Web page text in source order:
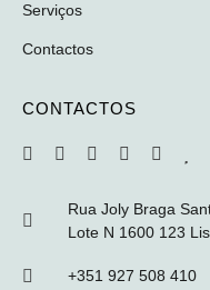
Serviços
Contactos
CONTACTOS
Rua Joly Braga
Lote N 1600 123
+351 927 508 410